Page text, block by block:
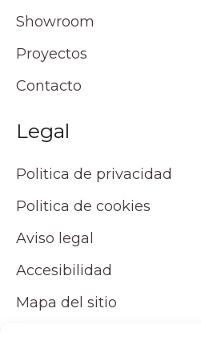
Showroom
Proyectos
Contacto
Legal
Politica de privacidad
Politica de cookies
Aviso legal
Accesibilidad
Mapa del sitio